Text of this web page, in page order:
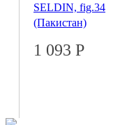
SELDIN, fig.34
(Пакистан)
1 093 Р